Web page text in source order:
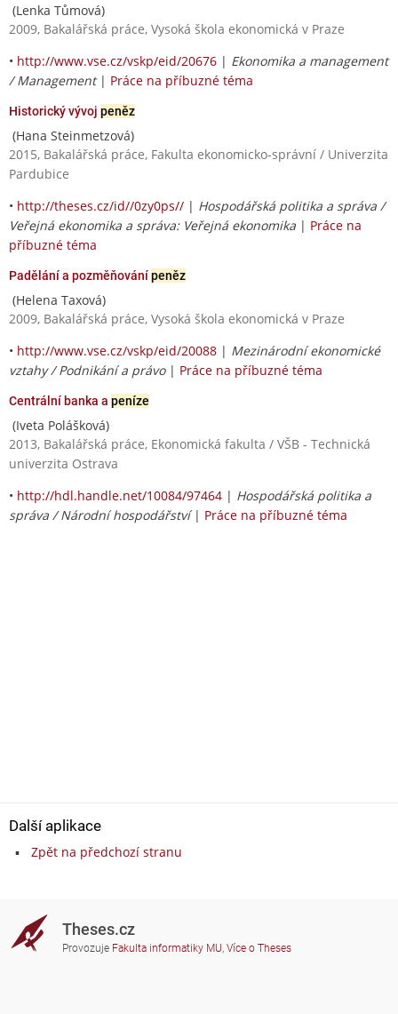
(Lenka Tůmová)
2009, Bakalářská práce, Vysoká škola ekonomická v Praze
• http://www.vse.cz/vskp/eid/20676 | Ekonomika a management
/ Management| Práce na příbuzné téma
Historický vývoj peněz
(Hana Steinmetzová)
2015, Bakalářská práce, Fakulta ekonomicko-správní / Univerzita
Pardubice
• http://theses.cz/id//0zy0ps// | Hospodářská politika a správa /
Veřejná ekonomika a správa: Veřejná ekonomika | Práce na
příbuzné téma
Padělání a pozměňovánípeněz
(Helena Taxová)
2009, Bakalářská práce, Vysoká škola ekonomická v Praze
• http://www.vse.cz/vskp/eid/20088 | Mezinárodní ekonomické
vztahy / Podnikání a právo| Práce na příbuzné téma
Centrální banka a peníze
(Iveta Polášková)
2013, Bakalářská práce, Ekonomická fakulta / VŠB - Technická
univerzita Ostrava
• http://hdl.handle.net/10084/97464 | Hospodářská politika a
správa / Národní hospodářství| Práce na příbuzné téma
Další aplikace
Zpět na předchozí stranu
Theses.cz
Provozuje Fakulta informatiky MU, Více o Theses